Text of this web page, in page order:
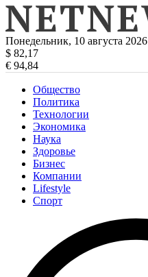
Понедельник, 10 августа 2026
$ 82,17
€ 94,84
Общество
Политика
Технологии
Экономика
Наука
Здоровье
Бизнес
Компании
Lifestyle
Спорт